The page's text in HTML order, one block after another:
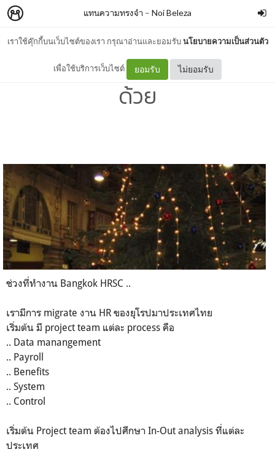
เราใช้คุ๊กกี้บนเว็บไซต์ของเรา กรุณาอ่านและยอมรับนโยบายความเป็นส่วนตัว
เพื่อใช้บริการเว็บไซต์ ยอมรับ ไม่ยอมรับ
แทนความทรงจำ – Noi Beleza
งานสนุก..ฝึกงานต่างประเทศ
ด้วย
ช่วงที่ทำงาน Bangkok HRSC ..
เรามีการ migrate งาน HR ของยุโรปมาประเทศไทย
เริ่มต้น มี project team แต่ละ process คือ
.. Data manangement
.. Payroll
.. Benefits
.. System
.. Control
เริ่มต้น Project team ต้องไปศึกษา In-Out analysis ที่แต่ละ
ประเทศ